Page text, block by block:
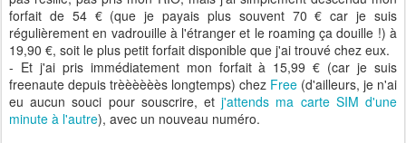
forfait de 54 € (que je payais plus souvent 70 € car je suis
régulièrement en vadrouille à l'étranger et le roaming ça douille !) à
19,90 €, soit le plus petit forfait disponible que j'ai trouvé chez eux.
- Et j'ai pris immédiatement mon forfait à 15,99 € (car je suis
freenaute depuis trèèèèèès longtemps) chez Free (d'ailleurs, je n'ai
eu aucun souci pour souscrire, etj'attends ma carte SIM d'une
minute à l'autre), avec un nouveau numéro.